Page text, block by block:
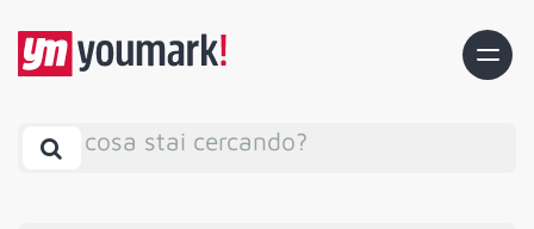
cosa stai cercando?